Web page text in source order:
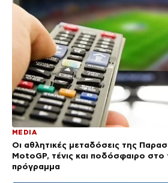
MEDIA
Οι αθλητικές μεταδόσεις της
MotoGP, τένις και ποδόσφαιρο στο
πρόγραμμα